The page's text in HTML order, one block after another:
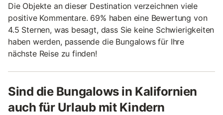
Die Objekte an dieser Destination verzeichnen viele
positive Kommentare. 69% haben eine Bewertung von
4.5 Sternen, was besagt, dass Sie keine Schwierigkeiten
haben werden, passende die Bungalows für Ihre
nächste Reise zu finden!
Sind die Bungalows in Kalifornien
auch für Urlaub mit Kindern